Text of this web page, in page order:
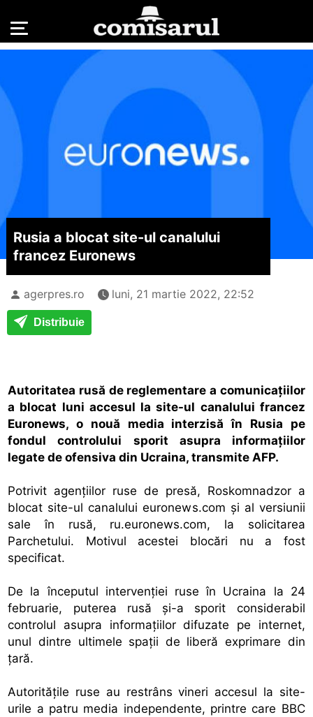
Rusia a blocat site-ul canalului
francez Euronews
agerpres.ro luni, 21 martie 2022, 22:52
Distribuie
Autoritatea rusă de reglementare a comunicaţiilor
a blocat luni accesul la site-ul canalului francez
Euronews, o nouă media interzisă în Rusia pe
fondul controlului sporit asupra informaţiilor
legate de ofensiva din Ucraina, transmite AFP.
Potrivit agenţiilor ruse de presă, Roskomnadzor a
blocat site-ul canalului euronews.com şi al versiunii
sale în rusă, ru.euronews.com, la solicitarea
Parchetului. Motivul acestei blocări nu a fost
specificat.
De la începutul intervenţiei ruse în Ucraina la 24
februarie, puterea rusă şi-a sporit considerabil
controlul asupra informaţiilor difuzate pe internet,
unul dintre ultimele spaţii de liberă exprimare din
ţară.
Autorităţile ruse au restrâns vineri accesul la site-
urile a patru media independente, printre care BBC